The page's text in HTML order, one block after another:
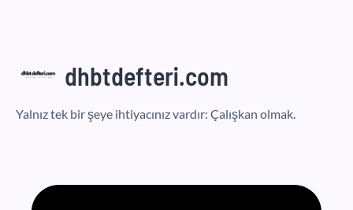
dhbtdefteri.com
Yalnız tek bir şeye ihtiyacınız vardır: Çalışkan olmak.